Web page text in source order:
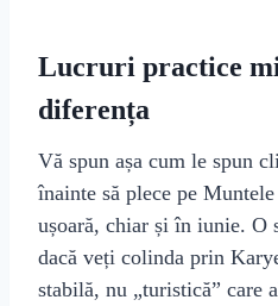
Lucruri practice
diferența
Vă spun așa cum le spun
înainte să plece pe
ușoară, chiar și în iunie. O
dacă veți colinda prin
stabilă, nu „turistică” care